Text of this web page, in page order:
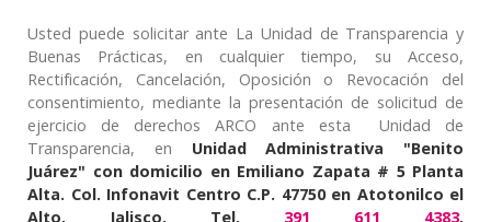
Usted puede solicitar ante La Unidad de Transparencia y
Buenas Prácticas, en cualquier tiempo, su Acceso,
Rectificación, Cancelación, Oposición o Revocación del
consentimiento, mediante la presentación de solicitud de
ejercicio de derechos ARCO ante esta Unidad de
Transparencia, en Unidad Administrativa "Benito
Juárez" con domicilio en Emiliano Zapata # 5 Planta
Alta. Col. Infonavit Centro C.P. 47750 en Atotonilco el
Alto, Jalisco. Tel. 391 611 4383.